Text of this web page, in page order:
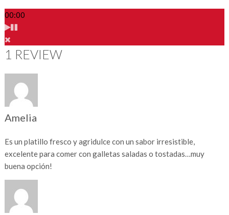
00:00
1 REVIEW
Amelia
Es un platillo fresco y agridulce con un sabor irresistible,
excelente para comer con galletas saladas o tostadas…muy
buena opción!